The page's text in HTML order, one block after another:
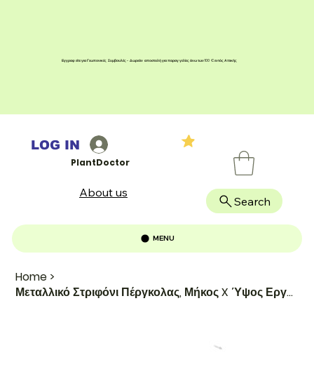
Home >
Μεταλλικό Στριφόνι Πέργκολας, Μήκος X Ύψος Εργαλείων/Αξεσουάρ: 8cm, Υλικό: Μεταλ
Εγγραφείτε για Γεωπονικές Συμβουλές - Δωρεάν αποστολή για παραγγελίες άνω των 100 € εντός Αττικής
PlantDoctor
Search
MENU
LOG IN
About us